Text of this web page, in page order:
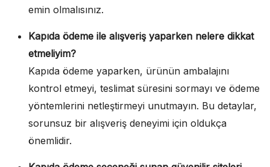
emin olmalısınız.
Kapıda ödeme ile alışveriş yaparken nelere dikkat
etmeliyim?
Kapıda ödeme yaparken, ürünün ambalajını
kontrol etmeyi, teslimat süresini sormayı ve ödeme
yöntemlerini netleştirmeyi unutmayın. Bu detaylar,
sorunsuz bir alışveriş deneyimi için oldukça
önemlidir.